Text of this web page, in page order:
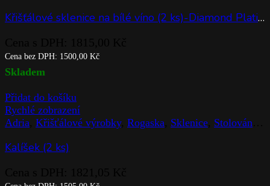
Křišťálové sklenice na bílé víno (2 ks)-Diamond Platinum
Cena bez DPH: 1500,00 Kč
Skladem
Přidat do košíku
Rychlé zobrazení
Adria Křišťálové výrobky, Rogaska Sklenice Stolováni
Kalíšek (2 ks)